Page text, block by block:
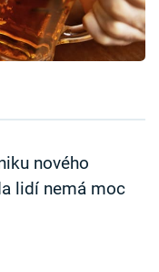
nového
lidí nemá moc